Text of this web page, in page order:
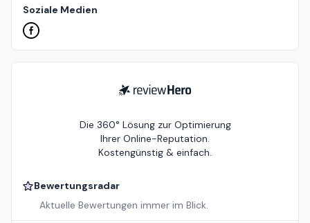
Soziale Medien
ReviewHero
Die 360° Lösung zur Optimierung
Ihrer Online-Reputation.
Kostengünstig & einfach.
Bewertungsradar
Aktuelle Bewertungen immer im Blick.